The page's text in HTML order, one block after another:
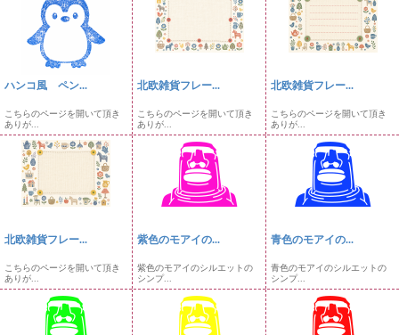
ハンコ風 ペン...
こちらのページを開いて頂き
ありが...
北欧雑貨フレー...
こちらのページを開いて頂き
ありが...
北欧雑貨フレー...
こちらのページを開いて頂き
ありが...
北欧雑貨フレー...
こちらのページを開いて頂き
ありが...
紫色のモアイの...
紫色のモアイのシルエットの
シンプ...
青色のモアイの...
青色のモアイのシルエットの
シンプ...